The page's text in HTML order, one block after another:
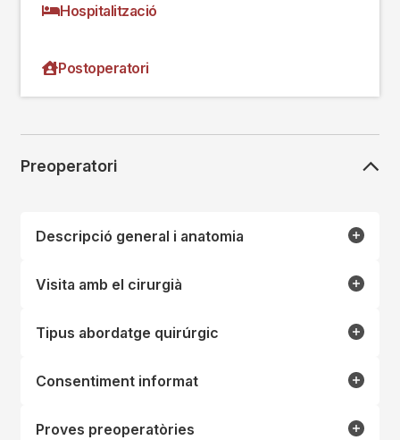
Hospitalització
Postoperatori
Preoperatori
Descripció general i anatomia
Visita amb el cirurgià
Tipus abordatge quirúrgic
Consentiment informat
Proves preoperatòries